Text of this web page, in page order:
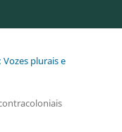
Vozes plurais e